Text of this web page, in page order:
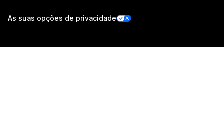
As suas opções de privacidade